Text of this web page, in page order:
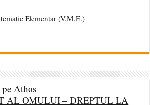
Elementar (V.M.E.)
Athos
AL OMULUI – DREPTUL LA